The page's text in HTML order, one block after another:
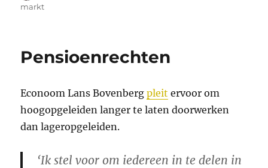
markt
Pensioenrechten
Econoom Lans Bovenbergpleit ervoor om
hoogopgeleiden langer te laten doorwerken
dan lageropgeleiden.
‘Ik stel voor om iedereen in te delen in